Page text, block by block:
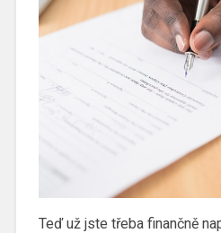
Teď už jste třeba finančně